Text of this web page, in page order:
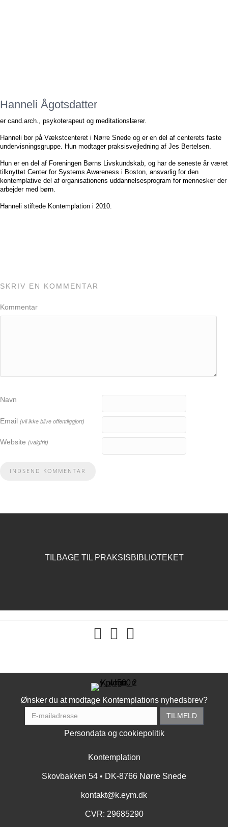
Hanneli Ågotsdatter
er cand.arch., psykoterapeut og meditationslærer.
Hanneli bor på Vækstcenteret i Nørre Snede og er en del af centerets faste
undervisningsgruppe. Hun modtager praksisvejledning af Jes Bertelsen.
Hun er en del af Foreningen Børns Livskundskab, og har de seneste år været
tilknyttet Center for Systems Awareness i Boston, ansvarlig for den
kontemplative del af organisationens uddannelsesprogram for mennesker der
arbejder med børn.
Hanneli stiftede Kontemplation i 2010.
SKRIV EN KOMMENTAR
Kommentar
Navn
Email (vil ikke blive offentliggjort)
Website (valgfrit)
TILBAGE TIL PRAKSISBIBLIOTEKET
You tube
Ønsker du at modtage Kontemplations nyhedsbrev?
Persondata og cookiepolitik
Kontemplation
Skovbakken 54 • DK-8766 Nørre Snede
kontakt@k.eym.dk
CVR: 29685290